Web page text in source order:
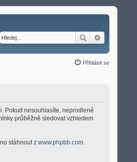
Hledat
Přihlásit se
Pokud nesouhlasíte, neprodleně
průběžně sledovat vzhledem
stáhnout z www.phpbb.com